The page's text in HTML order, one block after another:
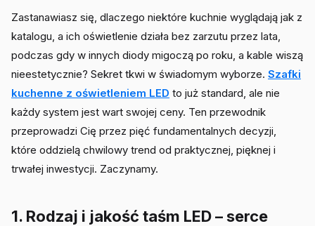
Zastanawiasz się, dlaczego niektóre kuchnie wyglądają jak z
katalogu, a ich oświetlenie działa bez zarzutu przez lata,
podczas gdy w innych diody migoczą po roku, a kable wiszą
nieestetycznie? Sekret tkwi w świadomym wyborze. Szafki
kuchenne z oświetleniem LED to już standard, ale nie
każdy system jest wart swojej ceny. Ten przewodnik
przeprowadzi Cię przez pięć fundamentalnych decyzji,
które oddzielą chwilowy trend od praktycznej, pięknej i
trwałej inwestycji. Zaczynamy.
1. Rodzaj i jakość taśm LED – serce